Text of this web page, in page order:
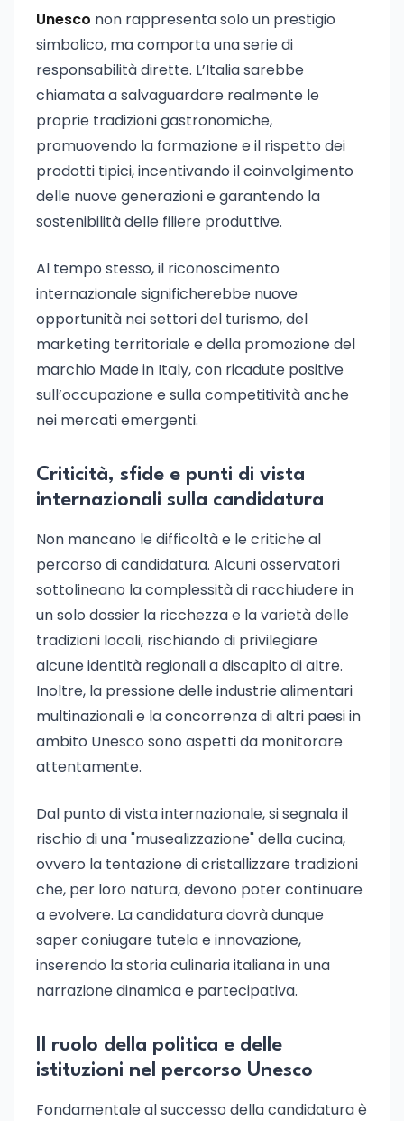
Unesco non rappresenta solo un prestigio
simbolico, ma comporta una serie di
responsabilità dirette. L’Italia sarebbe
chiamata a salvaguardare realmente le
proprie tradizioni gastronomiche,
promuovendo la formazione e il rispetto dei
prodotti tipici, incentivando il coinvolgimento
delle nuove generazioni e garantendo la
sostenibilità delle filiere produttive.
Al tempo stesso, il riconoscimento
internazionale significherebbe nuove
opportunità nei settori del turismo, del
marketing territoriale e della promozione del
marchio Made in Italy, con ricadute positive
sull’occupazione e sulla competitività anche
nei mercati emergenti.
Criticità, sfide e punti di vista
internazionali sulla candidatura
Non mancano le difficoltà e le critiche al
percorso di candidatura. Alcuni osservatori
sottolineano la complessità di racchiudere in
un solo dossier la ricchezza e la varietà delle
tradizioni locali, rischiando di privilegiare
alcune identità regionali a discapito di altre.
Inoltre, la pressione delle industrie alimentari
multinazionali e la concorrenza di altri paesi in
ambito Unesco sono aspetti da monitorare
attentamente.
Dal punto di vista internazionale, si segnala il
rischio di una "musealizzazione" della cucina,
ovvero la tentazione di cristallizzare tradizioni
che, per loro natura, devono poter continuare
a evolvere. La candidatura dovrà dunque
saper coniugare tutela e innovazione,
inserendo la storia culinaria italiana in una
narrazione dinamica e partecipativa.
Il ruolo della politica e delle
istituzioni nel percorso Unesco
Fondamentale al successo della candidatura è